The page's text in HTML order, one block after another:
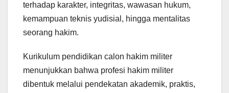
terhadap karakter, integritas, wawasan hukum,
kemampuan teknis yudisial, hingga mentalitas
seorang hakim.
Kurikulum pendidikan calon hakim militer
menunjukkan bahwa profesi hakim militer
dibentuk melalui pendekatan akademik, praktis,